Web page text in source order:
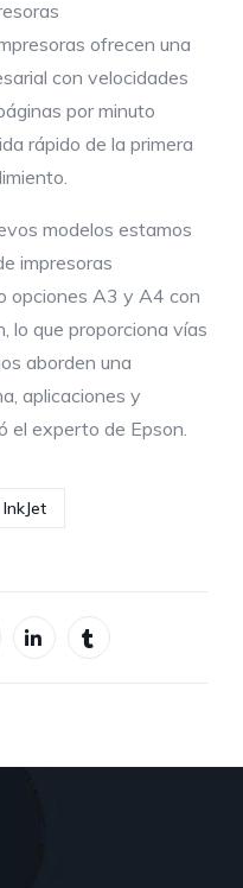
ofrecen una
con velocidades
por minuto
rápido de la primera
modelos estamos
impresoras
opciones A3 y A4 con
lo que proporciona vías
aborden una
aplicaciones y
el experto de Epson.
InkJet